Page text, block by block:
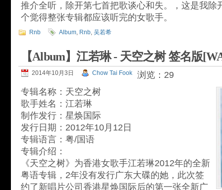
推介全听，除开第七首把歌谈心和失。，这是我除
个觉得整张专辑都应该听完的女歌手。
Rnb Album, Rnb, 吴若希
【Album】江若琳 - 天空之树 签名版
2014年10月3日 Chow Tai Fook
浏览：29
专辑名称：天空之树
歌手姓名：江若琳
制作发行：星焕国际
发行日期：2012年10月12日
专辑语言：粤/国语
专辑介绍：
《天空之树》为香港女歌手江若琳2012年的全新
粤语专辑，2年没有发行广东大碟的她，此次签
约了新唱片公司香港星焕国际后的第一张全新广